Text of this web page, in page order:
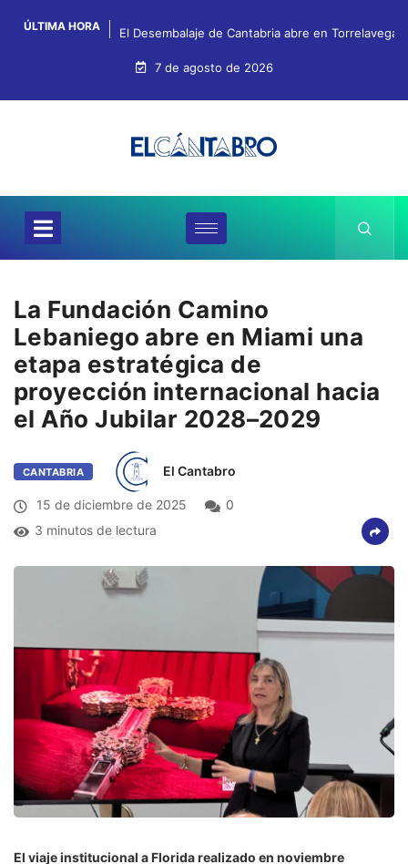
ÚLTIMA HORA El Desembalaje de Cantabria abre en
7 de agosto de 2026
La Fundación Camino
Lebaniego abre en Miami una
etapa estratégica de
proyección internacional hacia
el Año Jubilar 2028–2029
CANTABRIA El Cantabro
15 de diciembre de 2025
0
3 minutos de lectura
El viaje institucional a Florida realizado en noviembre